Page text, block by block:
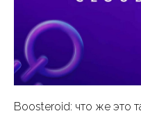
Boosteroid: что же это